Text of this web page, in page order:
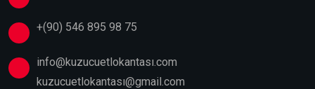
+(90) 546 895 98 75
info@kuzucuetlokantası.com
kuzucuetlokantası@gmail.com